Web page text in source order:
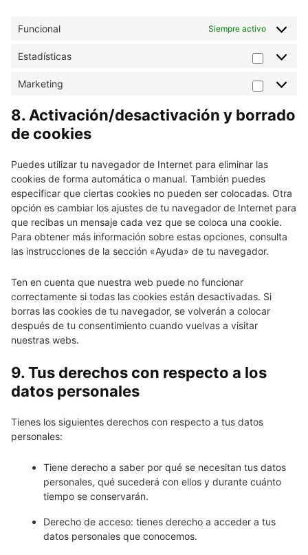
Funcional Siempre activo
Estadísticas
Marketing
8. Activación/desactivación y borrado
de cookies
Puedes utilizar tu navegador de Internet para eliminar las
cookies de forma automática o manual. También puedes
especificar que ciertas cookies no pueden ser colocadas. Otra
opción es cambiar los ajustes de tu navegador de Internet para
que recibas un mensaje cada vez que se coloca una cookie.
Para obtener más información sobre estas opciones, consulta
las instrucciones de la sección «Ayuda» de tu navegador.
Ten en cuenta que nuestra web puede no funcionar
correctamente si todas las cookies están desactivadas. Si
borras las cookies de tu navegador, se volverán a colocar
después de tu consentimiento cuando vuelvas a visitar
nuestras webs.
9. Tus derechos con respecto a los
datos personales
Tienes los siguientes derechos con respecto a tus datos
personales:
Tiene derecho a saber por qué se necesitan tus datos
personales, qué sucederá con ellos y durante cuánto
tiempo se conservarán.
Derecho de acceso: tienes derecho a acceder a tus
datos personales que conocemos.